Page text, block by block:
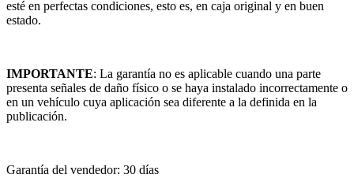
esté en perfectas condiciones, esto es, en caja original y en buen
estado.
IMPORTANTE: La garantía no es aplicable cuando una parte
presenta señales de daño físico o se haya instalado incorrectamente o
en un vehículo cuya aplicación sea diferente a la definida en la
publicación.
Garantía del vendedor: 30 días